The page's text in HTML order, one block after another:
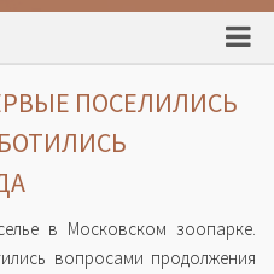
ПОСЕЛИЛИСЬ
в Московском зоопарке.
вопросами продолжения